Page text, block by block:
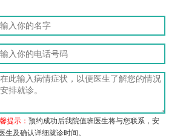
提示：预约成功后我院值班医生将与您联系，安
生及确认详细就诊时间。